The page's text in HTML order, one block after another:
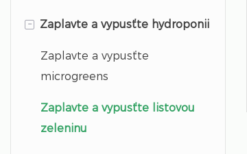
Rotující hydroponická věž
- Zaplavte a vypusťte hydroponii
Zaplavte a vypusťte
microgreens
Zaplavte a vypusťte listovou
zeleninu